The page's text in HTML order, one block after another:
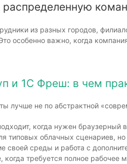
из разных городов,
особенно важно, когда
и 1С Фреш: в чем
лучше не по абстрактной
когда нужен браузерный
типовых облачных сценариев,
своей среды и работа с
когда требуется полное рабочее